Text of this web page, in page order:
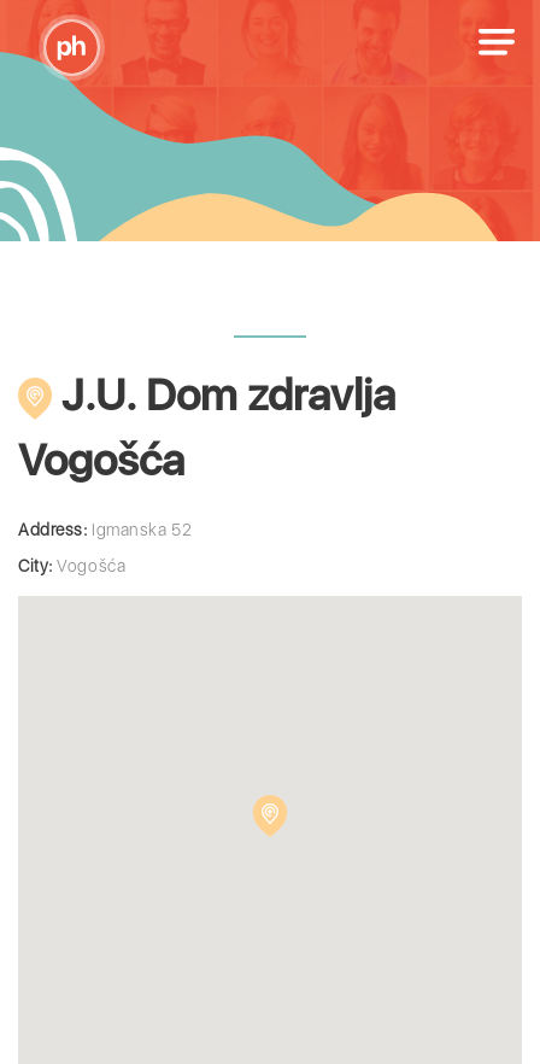
J.U. Dom zdravlja
Vogošća
Address: Igmanska 52
City: Vogošća